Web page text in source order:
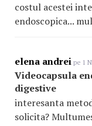
costul acestei
endoscopica...
elena andrei pe 1
Videocapsula
digestive
interesanta
solicita?